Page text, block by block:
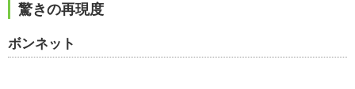
驚きの再現度
ボンネット